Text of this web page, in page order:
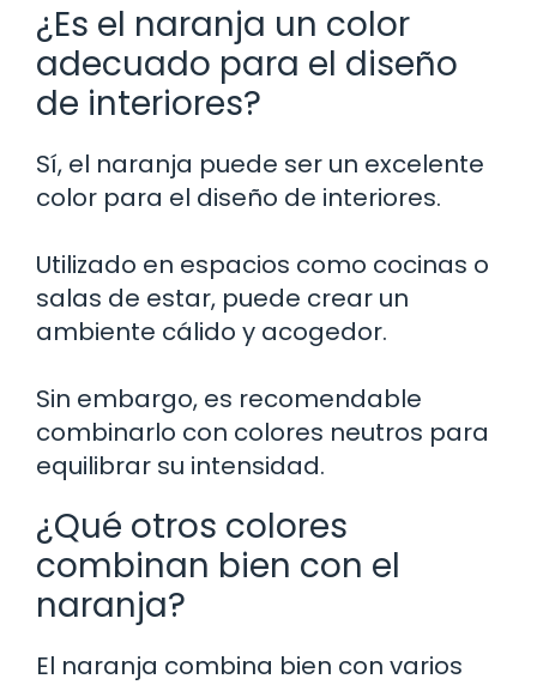
¿Es el naranja un color
adecuado para el diseño
de interiores?
Sí, el naranja puede ser un excelente
color para el diseño de interiores.
Utilizado en espacios como cocinas o
salas de estar, puede crear un
ambiente cálido y acogedor.
Sin embargo, es recomendable
combinarlo con colores neutros para
equilibrar su intensidad.
¿Qué otros colores
combinan bien con el
naranja?
El naranja combina bien con varios